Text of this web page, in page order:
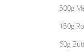
500g
150g
60g